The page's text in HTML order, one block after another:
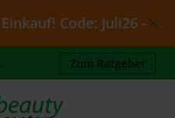
Code: Juli26 -
Zum Ratgeber